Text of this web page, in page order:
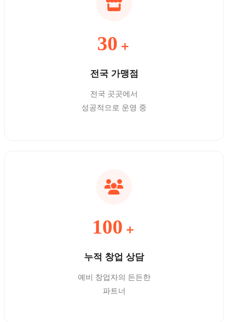
30 ＋
전국 가맹점
전국 곳곳에서
성공적으로 운영 중
100 ＋
누적 창업 상담
예비 창업자의 든든한
파트너